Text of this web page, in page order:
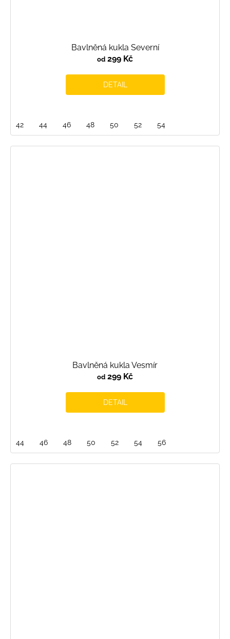
Bavlněná kukla Severní
od 299 Kč
DETAIL
42 44 46 48 50 52 54
Bavlněná kukla Vesmír
od 299 Kč
DETAIL
44 46 48 50 52 54 56